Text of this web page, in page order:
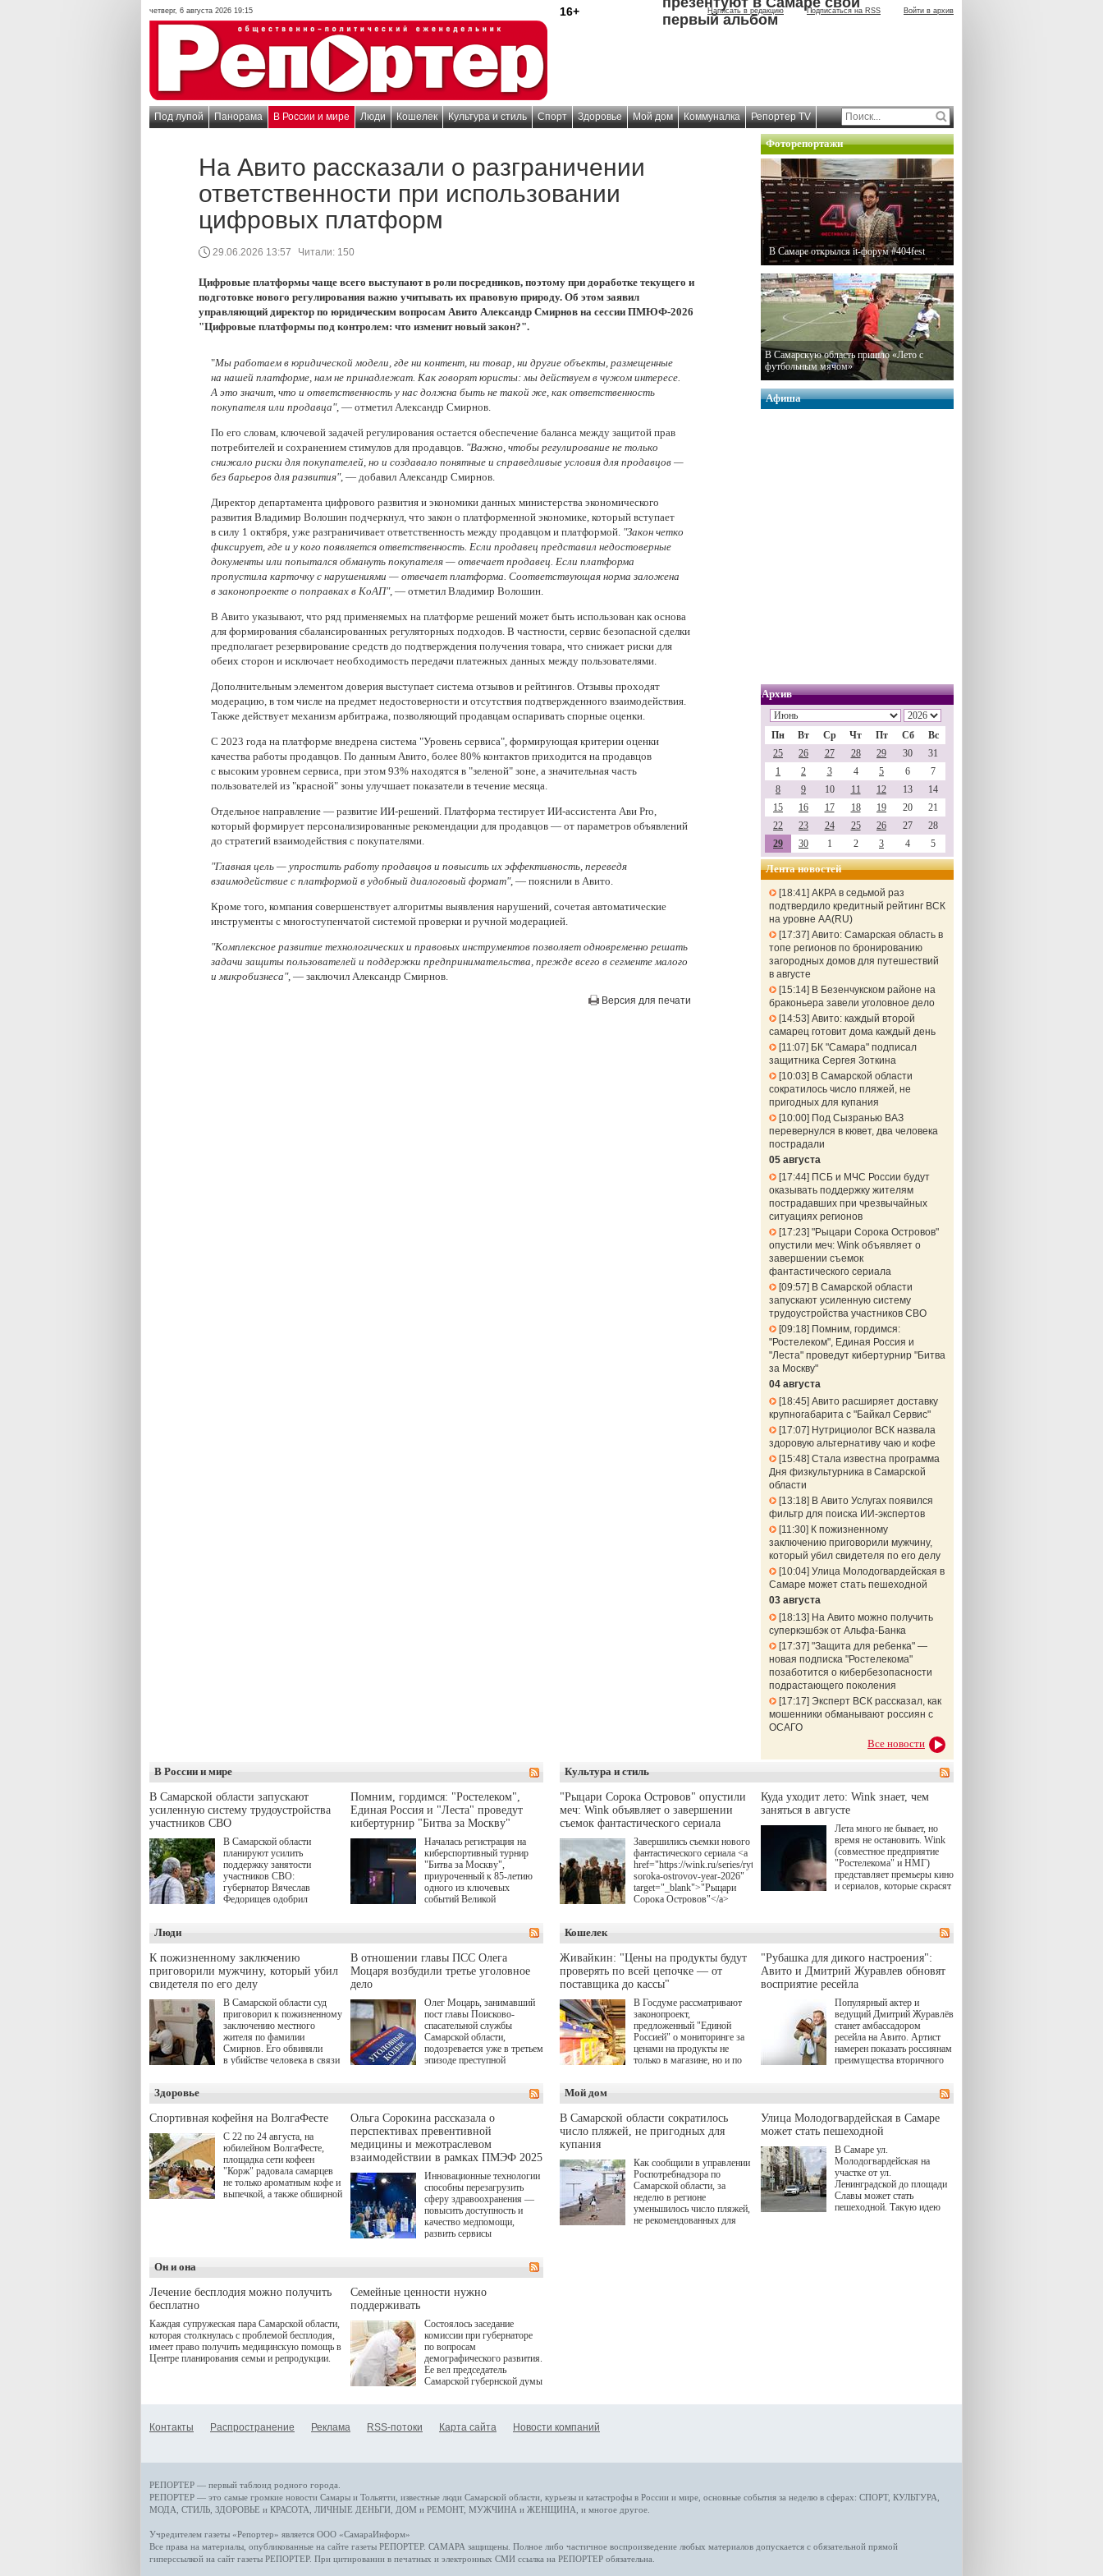
четверг, 6 августа 2026 19:15 16+ Написать в редакцию Подписаться на RSS Войти в архив
первый альбом
Под лупой Панорама В России и мире Люди Кошелек Культура и стиль Спорт Здоровье Мой дом Коммуналка Репортер TV
На Авито рассказали о разграничении
ответственности при использовании
цифровых платформ
29.06.2026 13:57 Читали: 150
Цифровые платформы чаще всего выступают в роли посредников, поэтому при доработке текущего и
подготовке нового регулирования важно учитывать их правовую природу. Об этом заявил
управляющий директор по юридическим вопросам Авито Александр Смирнов на сессии ПМЮФ-2026
"Цифровые платформы под контролем: что изменит новый закон?".
"Мы работаем в юридической модели, где ни контент, ни товар, ни другие объекты, размещенные
на нашей платформе, нам не принадлежат. Как говорят юристы: мы действуем в чужом интересе.
А это значит, что и ответственность у нас должна быть не такой же, как ответственность
покупателя или продавца", — отметил Александр Смирнов.
По его словам, ключевой задачей регулирования остается обеспечение баланса между защитой прав
потребителей и сохранением стимулов для продавцов. "Важно, чтобы регулирование не только
снижало риски для покупателей, но и создавало понятные и справедливые условия для продавцов —
без барьеров для развития", — добавил Александр Смирнов.
Директор департамента цифрового развития и экономики данных министерства экономического
развития Владимир Волошин подчеркнул, что закон о платформенной экономике, который вступает
в силу 1 октября, уже разграничивает ответственность между продавцом и платформой. "Закон четко
фиксирует, где и у кого появляется ответственность. Если продавец представил недостоверные
документы или попытался обмануть покупателя — отвечает продавец. Если платформа
пропустила карточку с нарушениями — отвечает платформа. Соответствующая норма заложена
в законопроекте о поправках в КоАП", — отметил Владимир Волошин.
В Авито указывают, что ряд применяемых на платформе решений может быть использован как основа
для формирования сбалансированных регуляторных подходов. В частности, сервис безопасной сделки
предполагает резервирование средств до подтверждения получения товара, что снижает риски для
обеих сторон и исключает необходимость передачи платежных данных между пользователями.
Дополнительным элементом доверия выступает система отзывов и рейтингов. Отзывы проходят
модерацию, в том числе на предмет недостоверности и отсутствия подтвержденного взаимодействия.
Также действует механизм арбитража, позволяющий продавцам оспаривать спорные оценки.
С 2023 года на платформе внедрена система "Уровень сервиса", формирующая критерии оценки
качества работы продавцов. По данным Авито, более 80% контактов приходится на продавцов
с высоким уровнем сервиса, при этом 93% находятся в "зеленой" зоне, а значительная часть
пользователей из "красной" зоны улучшает показатели в течение месяца.
Отдельное направление — развитие ИИ-решений. Платформа тестирует ИИ-ассистента Aви Pro,
который формирует персонализированные рекомендации для продавцов — от параметров объявлений
до стратегий взаимодействия с покупателями.
"Главная цель — упростить работу продавцов и повысить их эффективность, переведя
взаимодействие с платформой в удобный диалоговый формат", — пояснили в Авито.
Кроме того, компания совершенствует алгоритмы выявления нарушений, сочетая автоматические
инструменты с многоступенчатой системой проверки и ручной модерацией.
"Комплексное развитие технологических и правовых инструментов позволяет одновременно решать
задачи защиты пользователей и поддержки предпринимательства, прежде всего в сегменте малого
и микробизнеса", — заключил Александр Смирнов.
Версия для печати
Фоторепортажи
В Самаре открылся it-форум #404fest
В Самарскую область пришло «Лето с
футбольным мячом»
Афиша
Архив
Пн Вт Ср Чт Пт Сб
Вс
25
26 27 28 29 30
31
1
2 3 4 5 6
7
8
9 10 11 12 13
14
15
16 17 18 19 20
21
22
23 24 25 26 27
28
29
30 1 2 3 4 5
Лента новостей
18:41 АКРА в седьмой раз
подтвердило кредитный рейтинг ВСК
на уровне АА(RU)
17:37 Авито: Самарская область в
топе регионов по бронированию
загородных домов для путешествий
в августе
15:14 В Безенчукском районе на
браконьера завели уголовное дело
14:53 Авито: каждый второй
самарец готовит дома каждый день
11:07
БК "Самара" подписал
защитника Сергея Зоткина
10:03
В Самарской области
сократилось число пляжей, не
пригодных для купания
10:00 Под Сызранью ВАЗ
перевернулся в кювет, два человека
пострадали
05 августа
17:44 ПСБ и МЧС России будут
оказывать поддержку жителям
пострадавших при чрезвычайных
ситуациях регионов
17:23 "Рыцари Сорока Островов"
опустили меч: Wink объявляет о
завершении съемок
фантастического сериала
09:57
В Самарской области
запускают усиленную систему
трудоустройства участников СВО
09:18 Помним, гордимся:
"Ростелеком", Единая Россия и
"Леста" проведут кибертурнир "Битва
за Москву"
04 августа
18:45 Авито расширяет доставку
крупногабарита с "Байкал Сервис"
17:07
Нутрициолог ВСК назвала
здоровую альтернативу чаю и кофе
15:48 Стала известна программа
Дня физкультурника в Самарской
области
13:18 В Авито Услугах появился
фильтр для поиска ИИ-экспертов
11:30 К пожизненному
заключению приговорили мужчину,
который убил свидетеля по его делу
10:04 Улица Молодогвардейская в
Самаре может стать пешеходной
03 августа
18:13
На Авито можно получить
суперкэшбэк от Альфа-Банка
17:37 "Защита для ребенка" —
новая подписка "Ростелекома"
позаботится о кибербезопасности
подрастающего поколения
17:17 Эксперт ВСК рассказал, как
мошенники обманывают россиян с
ОСАГО
Все новости
В России и мире
В Самарской области запускают
усиленную систему трудоустройства
участников СВО
В Самарской области
планируют усилить
поддержку занятости
участников СВО:
губернатор Вячеслав
Федорищев одобрил
Живайкина, направленные
на трудоустройство и более
спокойную адаптацию к
мирной жизни.
Помним, гордимся: "Ростелеком",
Единая Россия и "Леста" проведут
кибертурнир "Битва за Москву"
Началась регистрация на
киберспортивный турнир
"Битва за Москву",
приуроченный к 85-летию
одного из ключевых
событий Великой
игре "Мир танков"
выступили "Ростелеком",
партия "Единая Россия",
игровая студия "Леста" и
Культура и стиль
"Рыцари Сорока Островов" опустили
меч: Wink объявляет о завершении
съемок фантастического сериала
Завершились съемки нового
фантастического сериала <a
href="https://wink.ru/series/rytsari-
soroka-ostrovov-year-2026"
target="_blank">"Рыцари
Сорока Островов"</a>
и НМГ) по мотивам
одноименного романа
Сергея Лукьяненко. Главные
роли в проекте исполнили
Артем Кошман, Полина
Гухман, Вероника
Устимова, Олег Савостюк,
Святослав Рогожан, Кузьма
Котрелёв, Никита
Кологривый, Елисей
Чучилин, Александра
Дмитрий Куличков и Юлия
Волкова в роли родителей.
Режиссер-постановщик
проекта — Егор Чичканов
снова здравствуйте!").
Куда уходит лето: Wink знает, чем
заняться в августе
Лета много не бывает, но
время не остановить. Wink
(совместное предприятие
"Ростелекома" и НМГ)
представляет премьеры кино
и сериалов, которые скрасят
href="https://wink.ru/series/kholod-
year-2026"
target="_blank">"Холод"
</a> (18+) останется только
на экране — весь август по
четвергам продолжат
выходить новые эпизоды
сериала, в котором
беспощадным возмездием в
духе графа Монте-Кристо
занимается наша
современница.
Люди
К пожизненному заключению
приговорили мужчину, который убил
свидетеля по его делу
В Самарской области суд
приговорил к пожизненному
заключению местного
жителя по фамилии
Смирнов. Его обвиняли
в убийстве человека в связи
В отношении главы ПСС Олега
Моцаря возбудили третье уголовное
дело
Олег Моцарь, занимавший
пост главы Поисково-
спасательной службы
Самарской области,
подозревается уже в третьем
эпизоде преступной
о превышении полномочий,
а сам он находится в СИЗО.
Кошелек
Живайкин: "Цены на продукты будут
проверять по всей цепочке — от
поставщика до кассы"
В Госдуме рассматривают
законопроект,
предложенный "Единой
Россией" о мониторинге за
ценами на продукты не
только в магазине, но и по
подорожания было понятно,
где именно цена "поехала"
вверх и кто её разогнал.
"Рубашка для дикого настроения":
Авито и Дмитрий Журавлев обновят
восприятие ресейла
Популярный актер и
ведущий Дмитрий Журавлёв
станет амбассадором
ресейла на Авито. Артист
намерен показать россиянам
преимущества вторичного
для современного и умного
человека.
Здоровье
Спортивная кофейня на ВолгаФесте
С 22 по 24 августа, на
юбилейном ВолгаФесте,
площадка сети кофеен
"Корж" радовала самарцев
не только ароматным кофе и
выпечкой, а также обширной
Ольга Сорокина рассказала о
перспективах превентивной
медицины и межотраслевом
взаимодействии в рамках ПМЭФ 2025
Инновационные технологии
способны перезагрузить
сферу здравоохранения —
повысить доступность и
качество медпомощи,
развить сервисы
определенными барьерами.
К ним можно отнести
возникающие при работе с
данными пациентов. Для
более динамичного роста
проникновения инноваций в
сегмент необходимо кросс-
отраслевое взаимодействие
рассказала Ольга Сорокина,
ходе сессии "Развитие
качества жизни" в рамках
ПМЭФ 2025. В дискуссии
РФ Михаил Мурашко,
представители
Государственной Думы,
Мой дом
В Самарской области сократилось
число пляжей, не пригодных для
купания
Как сообщили в управлении
Роспотребнадзора по
Самарской области, за
неделю в регионе
уменьшилось число пляжей,
не рекомендованных для
Улица Молодогвардейская в Самаре
может стать пешеходной
В Самаре ул.
Молодогвардейская на
участке от ул.
Ленинградской до площади
Славы может стать
пешеходной. Такую идею
Он и она
Лечение бесплодия можно получить
бесплатно
Каждая супружеская пара Самарской области,
которая столкнулась с проблемой бесплодия,
имеет право получить медицинскую помощь в
Центре планирования семьи и репродукции.
Семейные ценности нужно
поддерживать
Состоялось заседание
комиссии при губернаторе
по вопросам
демографического развития.
Ее вел председатель
Самарской губернской думы
Контакты Распространение Реклама RSS-потоки Карта сайта Новости компаний
РЕПОРТЕР — первый таблоид родного города.
РЕПОРТЕР — это самые громкие новости Самары и Тольятти, известные люди Самарской области, курьезы и катастрофы в России и мире , основные события за неделю в сферах: СПОРТ, КУЛЬТУРА,
МОДА, СТИЛЬ ЗДОРОВЬЕ и КРАСОТА ЛИЧНЫЕ ДЕНЬГИ ДОМ и РЕМОНТ, МУЖЧИНА и ЖЕНЩИНА , и многое другое
Учредителем газеты «Репортер» является ООО «СамараИнформ»
Все права на материалы, опубликованные на сайте газеты РЕПОРТЕР. САМАРА защищены. Полное либо частичное воспроизведение любых материалов допускается с обязательной прямой
гиперссылкой на сайт газеты РЕПОРТЕР. При цитировании в печатных и электронных СМИ ссылка на РЕПОРТЕР обязательна.